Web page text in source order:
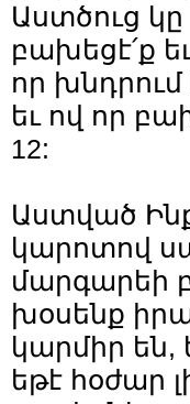
Աստծուց կը
բախեցէ՛ք
որ խնդրում
եւ ով որ
12:
Աստված
կարոտով
մարգարեի
խօսենք
կարմիր են,
եթէ հօժար